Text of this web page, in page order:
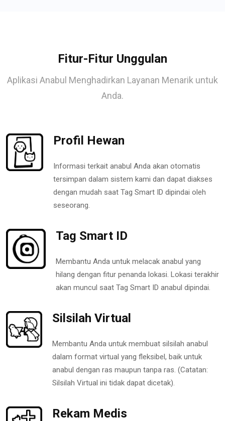
Fitur-Fitur Unggulan
Aplikasi Anabul Menghadirkan Layanan Menarik untuk
Anda.
Profil Hewan
Informasi terkait anabul Anda akan otomatis
tersimpan dalam sistem kami dan dapat diakses
dengan mudah saat Tag Smart ID dipindai oleh
seseorang.
Tag Smart ID
Membantu Anda untuk melacak anabul yang
hilang dengan fitur penanda lokasi. Lokasi terakhir
akan muncul saat Tag Smart ID anabul dipindai.
Silsilah Virtual
Membantu Anda untuk membuat silsilah anabul
dalam format virtual yang fleksibel, baik untuk
anabul dengan ras maupun tanpa ras. (Catatan:
Silsilah Virtual ini tidak dapat dicetak).
Rekam Medis